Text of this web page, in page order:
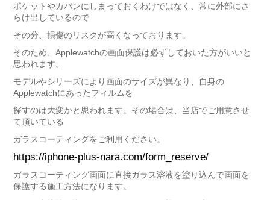
ポケットやカバンにしまっておくわけではなく、常に外部にさ
らけ出しているので
その分、損傷のリスクが高くなっております。
そのため、Applewatchの画面保護は必ずしておいた方がいいと
思われます。
モデルやシリーズにより画面のサイズが異なり、自身の
Applewatchにあったフィルムを
探すのは大変かと思われます。その場合は、当店でご用意させ
て頂いている
ガラスコーティングをご利用ください。
https://iphone-plus-nara.com/form_reserve/
ガラスコーティング画面に直接ガラス溶液を塗り込んで画面を
保護する施工方法になります。